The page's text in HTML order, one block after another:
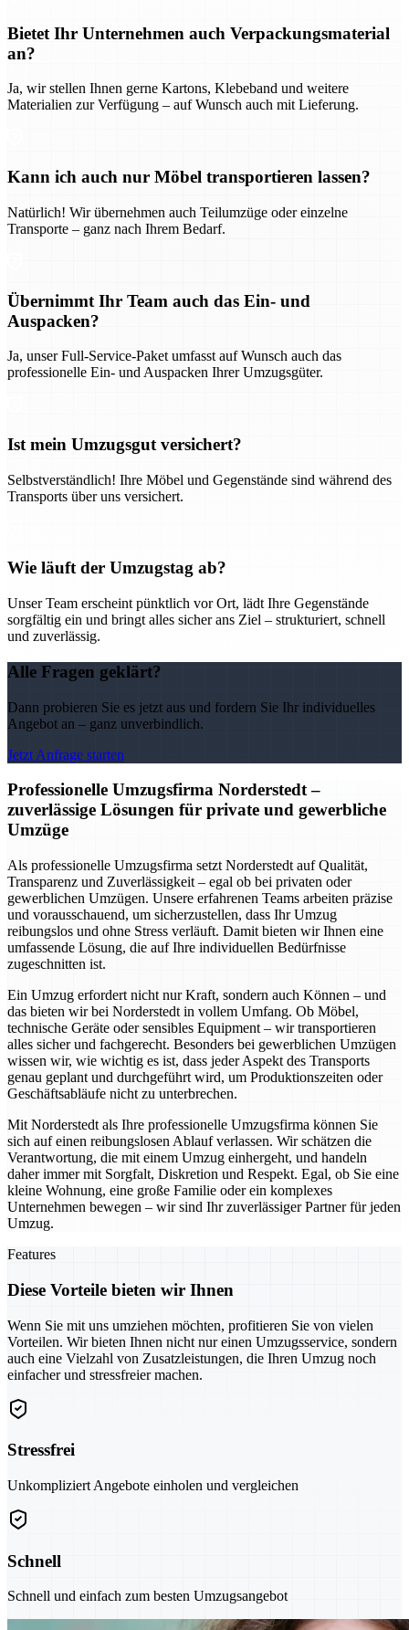
Bietet Ihr Unternehmen auch Verpackungsmaterial
an?
Ja, wir stellen Ihnen gerne Kartons, Klebeband und weitere
Materialien zur Verfügung – auf Wunsch auch mit Lieferung.
Kann ich auch nur Möbel transportieren lassen?
Natürlich! Wir übernehmen auch Teilumzüge oder einzelne
Transporte – ganz nach Ihrem Bedarf.
Übernimmt Ihr Team auch das Ein- und
Auspacken?
Ja, unser Full-Service-Paket umfasst auf Wunsch auch das
professionelle Ein- und Auspacken Ihrer Umzugsgüter.
Ist mein Umzugsgut versichert?
Selbstverständlich! Ihre Möbel und Gegenstände sind während des
Transports über uns versichert.
Wie läuft der Umzugstag ab?
Unser Team erscheint pünktlich vor Ort, lädt Ihre Gegenstände
sorgfältig ein und bringt alles sicher ans Ziel – strukturiert, schnell
und zuverlässig.
Alle Fragen geklärt?
Dann probieren Sie es jetzt aus und fordern Sie Ihr individuelles
Angebot an – ganz unverbindlich.
Jetzt Anfrage starten
Professionelle Umzugsfirma Norderstedt –
zuverlässige Lösungen für private und gewerbliche
Umzüge
Als professionelle Umzugsfirma setzt Norderstedt auf Qualität,
Transparenz und Zuverlässigkeit – egal ob bei privaten oder
gewerblichen Umzügen. Unsere erfahrenen Teams arbeiten präzise
und vorausschauend, um sicherzustellen, dass Ihr Umzug
reibungslos und ohne Stress verläuft. Damit bieten wir Ihnen eine
umfassende Lösung, die auf Ihre individuellen Bedürfnisse
zugeschnitten ist.
Ein Umzug erfordert nicht nur Kraft, sondern auch Können – und
das bieten wir bei Norderstedt in vollem Umfang. Ob Möbel,
technische Geräte oder sensibles Equipment – wir transportieren
alles sicher und fachgerecht. Besonders bei gewerblichen Umzügen
wissen wir, wie wichtig es ist, dass jeder Aspekt des Transports
genau geplant und durchgeführt wird, um Produktionszeiten oder
Geschäftsabläufe nicht zu unterbrechen.
Mit Norderstedt als Ihre professionelle Umzugsfirma können Sie
sich auf einen reibungslosen Ablauf verlassen. Wir schätzen die
Verantwortung, die mit einem Umzug einhergeht, und handeln
daher immer mit Sorgfalt, Diskretion und Respekt. Egal, ob Sie eine
kleine Wohnung, eine große Familie oder ein komplexes
Unternehmen bewegen – wir sind Ihr zuverlässiger Partner für jeden
Umzug.
Features
Diese Vorteile bieten wir Ihnen
Wenn Sie mit uns umziehen möchten, profitieren Sie von vielen
Vorteilen. Wir bieten Ihnen nicht nur einen Umzugsservice, sondern
auch eine Vielzahl von Zusatzleistungen, die Ihren Umzug noch
einfacher und stressfreier machen.
Stressfrei
Unkompliziert Angebote einholen und vergleichen
Schnell
Schnell und einfach zum besten Umzugsangebot